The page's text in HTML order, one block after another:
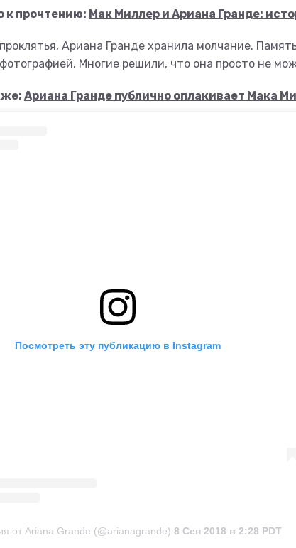
к прочтению: Мак Миллер и Ариана Гранде:
Ариана Гранде хранила молчание.
Многие решили, что она просто не
Ариана Гранде публично оплакивает Мака
Посмотреть эту публикацию в Instagram
от Ariana Grande (@arianagrande) 8 Сен 2018 в 2:28 PDT